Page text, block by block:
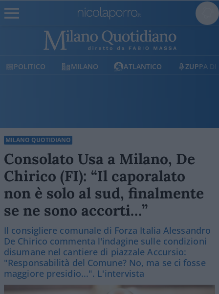
POLITICO MILANO ATLANTICO ZUPPA DI
MILANO QUOTIDIANO
Consolato Usa a Milano, De
Chirico (FI): “Il caporalato
non è solo al sud, finalmente
se ne sono accorti…”
Il consigliere comunale di Forza Italia Alessandro
De Chirico commenta l'indagine sulle condizioni
disumane nel cantiere di piazzale Accursio:
"Responsabilità del Comune? No, ma se ci fosse
maggiore presidio...". L'intervista